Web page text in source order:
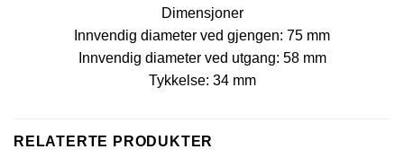
Dimensjoner
Innvendig diameter ved gjengen: 75 mm
Innvendig diameter ved utgang: 58 mm
Tykkelse: 34 mm
RELATERTE PRODUKTER